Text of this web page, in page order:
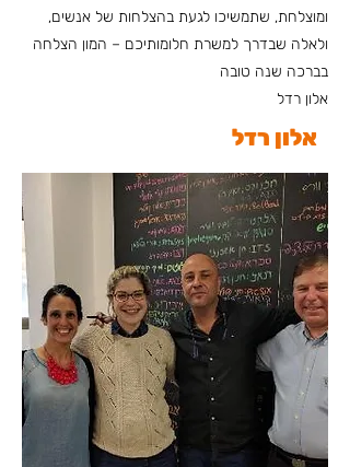
ומוצלחת, שתמשיכו לגעת בהצלחות של אנשים,
ולאלה שבדרך למשרת חלומותיכם – המון הצלחה
בברכה שנה טובה
אלון רדל
אלון רדל